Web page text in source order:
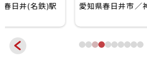
愛知県春日井市 神領駅